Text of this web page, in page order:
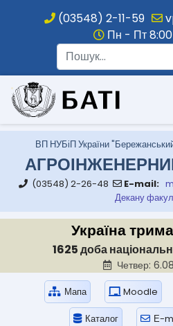
(03548) 2-11-59
Пн - Пт 8:00
.
ВП НУБіП України "Бережанський
(03548) 2-26-48 E-mail:
Декану
Україна
1625 доба
Четвер:
Мапа Moodle
Каталог Е-